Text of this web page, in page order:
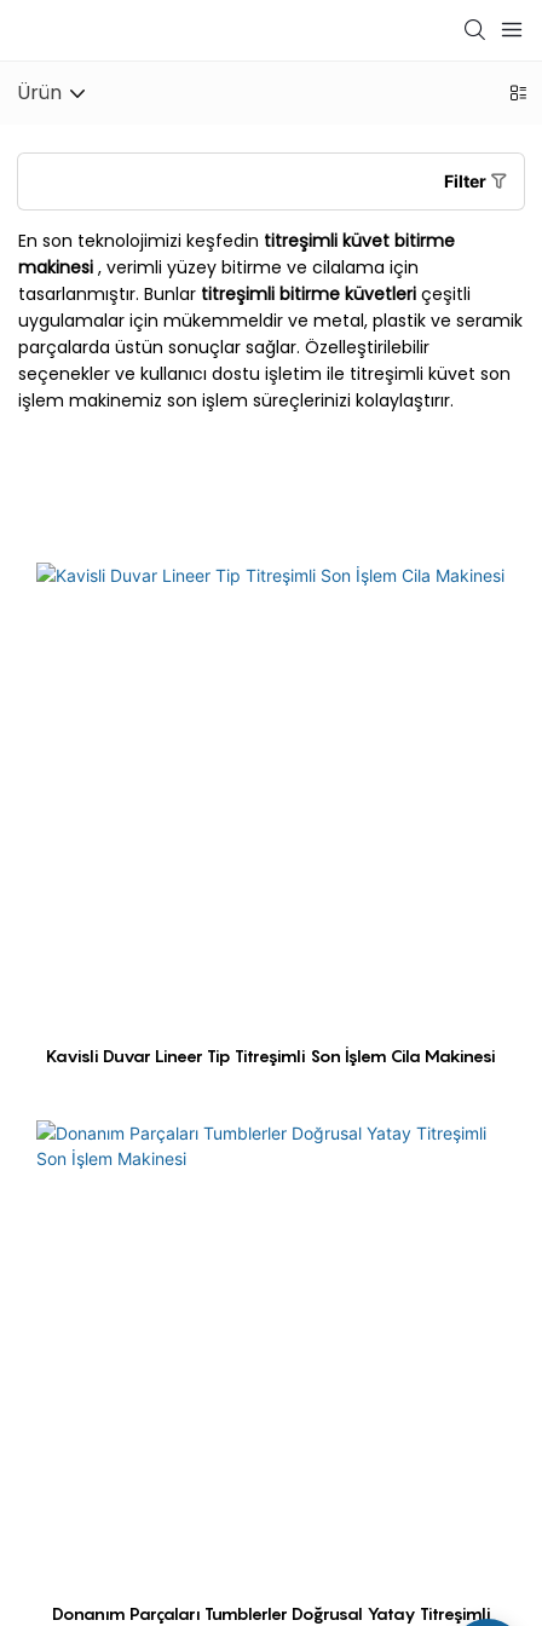
Ürün
Filter
En son teknolojimizi keşfedin titreşimli küvet bitirme
makinesi , verimli yüzey bitirme ve cilalama için
tasarlanmıştır. Bunlar titreşimli bitirme küvetleri çeşitli
uygulamalar için mükemmeldir ve metal, plastik ve seramik
parçalarda üstün sonuçlar sağlar. Özelleştirilebilir
seçenekler ve kullanıcı dostu işletim ile titreşimli küvet son
işlem makinemiz son işlem süreçlerinizi kolaylaştırır.
Kavisli Duvar Lineer Tip Titreşimli Son İşlem Cila Makinesi
Donanım Parçaları Tumblerler Doğrusal Yatay Titreşimli